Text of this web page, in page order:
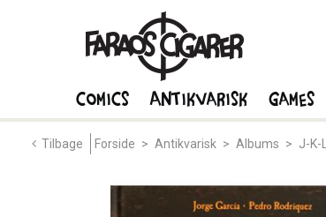
Tilbage Forside > Antikvarisk > Albums > J-K-L
Comics Antikvarisk Games